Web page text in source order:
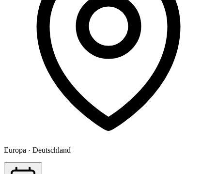
Europa · Deutschland